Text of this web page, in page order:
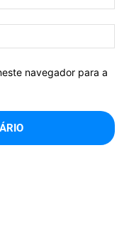
navegador para a